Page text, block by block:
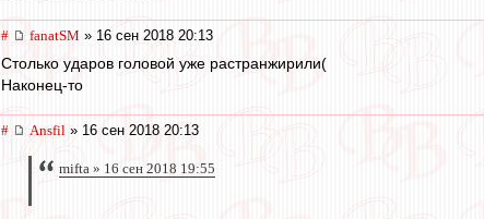
# fanatSM » 16 сен 2018 20:13
Столько ударов головой уже растранжирили(
Наконец-то
# Ansfil » 16 сен 2018 20:13
mifta » 16 сен 2018 19:55